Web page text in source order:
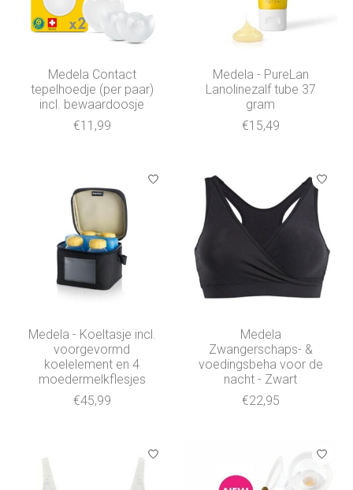
Medela Contact
tepelhoedje (per paar)
incl. bewaardoosje
€11,99
Medela - PureLan
Lanolinezalf tube 37
gram
€15,49
Medela - Koeltasje incl.
voorgevormd
koelelement en 4
moedermelkflesjes
€45,99
Medela
Zwangerschaps- &
voedingsbeha voor de
nacht - Zwart
€22,95